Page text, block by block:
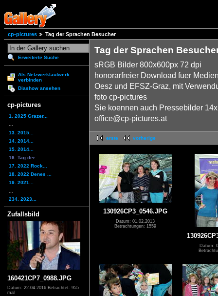
cp-pictures Tag der Sprachen Besucher
Erweiterte Suche
Als Netzwerklaufwerk
verbinden
Diashow ansehen
cp-pictures
1. 2025 Grazer...
13. 2015...
14. 2014...
15. 2014...
16. Tag der...
17. 2022 Rock...
18. 2022 Denes ...
19. 2021...
234. 2023...
Zufallsbild
160421CP7_0988.JPG
Datum: 22.04.2016 Betrachtet: 955
mal
Tag der Sprachen
sRGB Bilder 800x600px 72 dpi
honorarfreier Download fuer
Oesz und EFSZ-Graz, mit
foto cp-pictures
Sie koennen auch Pressebilder
office@cp-pictures.at
erste vorherige
130926CP3_0546.JPG
Datum: 01.02.2013
Betrachtungen: 1559
Datum: